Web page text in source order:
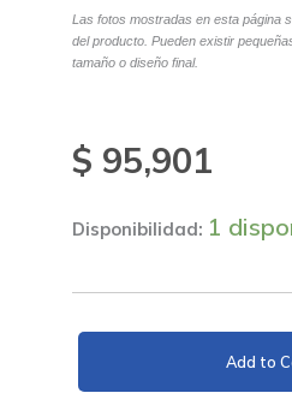
Las fotos mostradas en esta página
del producto. Pueden existir
tamaño o diseño final.
$ 95,901
Disponibilidad: 1
Viniltex
Hueso
Add to